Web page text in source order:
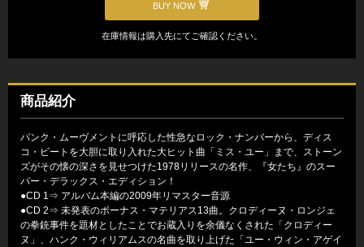
BUY NOW
在庫情報は購入先にてご確認ください。
商品紹介
パンク・ムーヴメントに呼応した性急なロック・ナンバーから、ディス
コ・ビートを大胆に取り入れた大ヒット曲「ミス・ユー」まで、ストーン
ズがその懐の深さを見せつけた1978リリースの名作、『女たち』のスー
パー・デラックス・エディション！
●CD 1⇒ アルバム本編の2009年リマスター音源
●CD 2⇒ 未発表のボーナス・マテリアス13曲。クロディーヌ・ロンジェ
の拳銃事件を題材としたことでお蔵入りを余儀なくされた「クロディー
ヌ」、ハンク・ウィリアムスの名曲を取り上げた「ユー・ウィン・アゲイ